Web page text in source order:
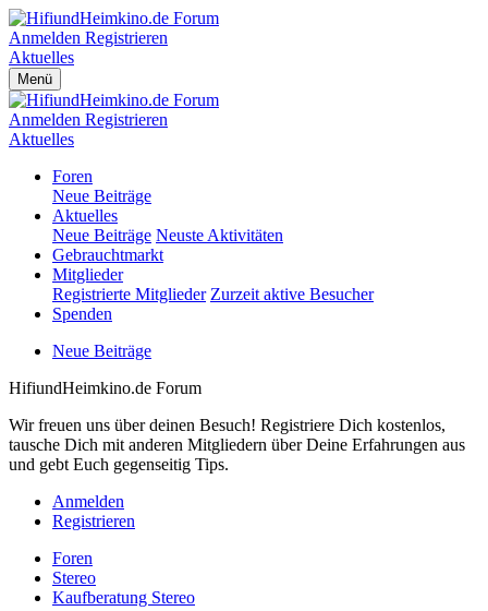
Anmelden Registrieren
Aktuelles
Menü
Anmelden Registrieren
Aktuelles
Foren
Neue Beiträge
Aktuelles
Neue Beiträge Neuste Aktivitäten
Gebrauchtmarkt
Mitglieder
Registrierte Mitglieder Zurzeit aktive Besucher
Spenden
Neue Beiträge
HifiundHeimkino.de Forum
Wir freuen uns über deinen Besuch! Registriere Dich kostenlos,
tausche Dich mit anderen Mitgliedern über Deine Erfahrungen aus
und gebt Euch gegenseitig Tips.
Anmelden
Registrieren
Foren
Stereo
Kaufberatung Stereo